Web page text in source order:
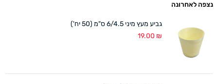
נצפה לאחרונה
גביע מעץ מיני 6/4.5 ס"מ (50 יח')
19.00 ₪